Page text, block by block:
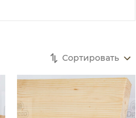
Сортировать